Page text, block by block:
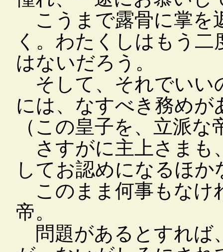
こうまで露骨に掌を
く。わたくしはもう
はないだろう。
そして、それでいい
には、なすべき務めが
（この皇子を、立派
さすがに主上さまも
してお認めになるほ
このまま何事もなけ
帝。
問題があるとすれば